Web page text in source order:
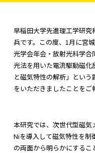
早稲田大学先進理工学研究
兵です。この度、1月に宮
光学会年会・放射光科学合
光法を用いた電流駆動磁化
と磁気特性の解析」とい
をいただきましたことをご
本研究では、次世代型磁
Niを導入して磁気特性を制
の両面から明らかにする